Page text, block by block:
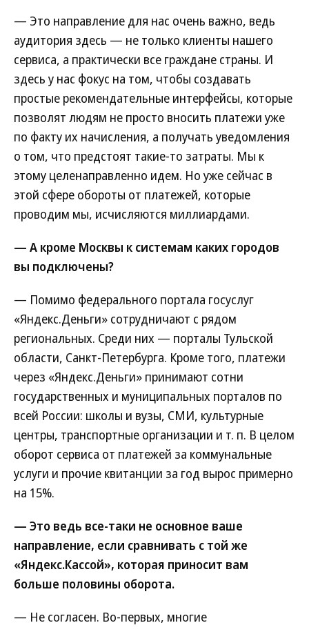
— Это направление для нас очень важно, ведь
аудитория здесь — не только клиенты нашего
сервиса, а практически все граждане страны. И
здесь у нас фокус на том, чтобы создавать
простые рекомендательные интерфейсы, которые
позволят людям не просто вносить платежи уже
по факту их начисления, а получать уведомления
о том, что предстоят такие-то затраты. Мы к
этому целенаправленно идем. Но уже сейчас в
этой сфере обороты от платежей, которые
проводим мы, исчисляются миллиардами.
— А кроме Москвы к системам каких городов
вы подключены?
— Помимо федерального портала госуслуг
«Яндекс.Деньги» сотрудничают с рядом
региональных. Среди них — порталы Тульской
области, Санкт-Петербурга. Кроме того, платежи
через «Яндекс.Деньги» принимают сотни
государственных и муниципальных порталов по
всей России: школы и вузы, СМИ, культурные
центры, транспортные организации и т. п. В целом
оборот сервиса от платежей за коммунальные
услуги и прочие квитанции за год вырос примерно
на 15%.
— Это ведь все-таки не основное ваше
направление, если сравнивать с той же
«Яндекс.Кассой», которая приносит вам
больше половины оборота.
— Не согласен. Во-первых, многие